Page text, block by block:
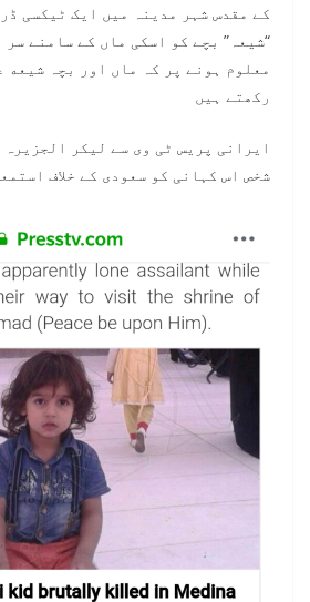
کے مقدس شہر مدینہ میں ایک ٹیکسی
“شیعہ” بچے کو اسکی ماں کے سامنے سر
معلوم ہونے پر کہ ماں اور بچہ شیعه
رکھتے ہیں
ایرانی پریس ٹی وی سے لیکر الجزیرہ
شخص اس کہانی کو سعودی کے خلاف